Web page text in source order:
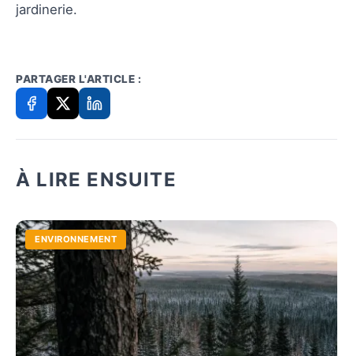
jardinerie.
PARTAGER L'ARTICLE :
À LIRE ENSUITE
ENVIRONNEMENT